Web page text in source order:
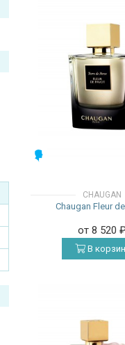
CHAUGAN
Chaugan Fleur
от 8 520
В